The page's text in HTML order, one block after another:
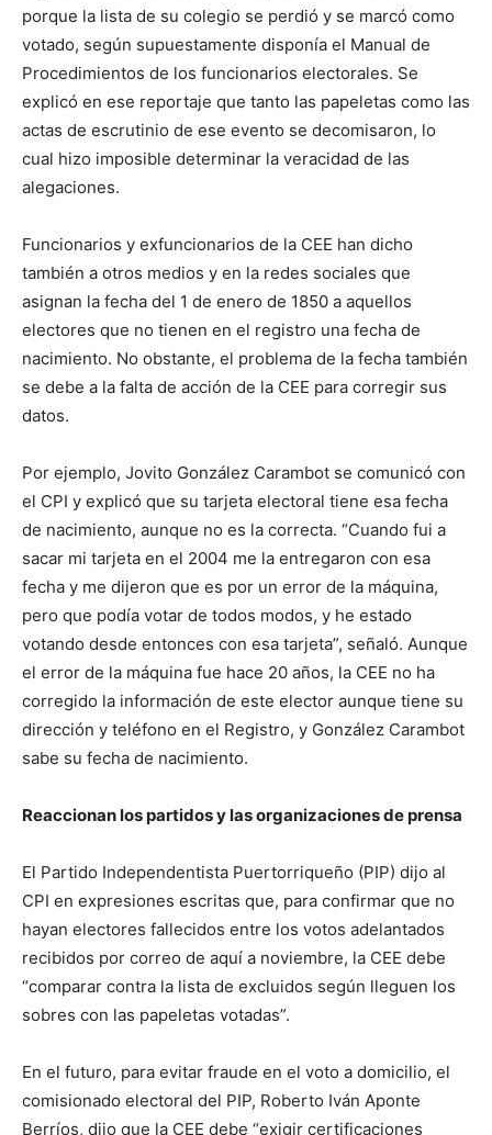
porque la lista de su colegio se perdió y se marcó como
votado, según supuestamente disponía el Manual de
Procedimientos de los funcionarios electorales. Se
explicó en ese reportaje que tanto las papeletas como las
actas de escrutinio de ese evento se decomisaron, lo
cual hizo imposible determinar la veracidad de las
alegaciones.
Funcionarios y exfuncionarios de la CEE han dicho
también a otros medios y en la redes sociales que
asignan la fecha del 1 de enero de 1850 a aquellos
electores que no tienen en el registro una fecha de
nacimiento. No obstante, el problema de la fecha también
se debe a la falta de acción de la CEE para corregir sus
datos.
Por ejemplo, Jovito González Carambot se comunicó con
el CPI y explicó que su tarjeta electoral tiene esa fecha
de nacimiento, aunque no es la correcta. “Cuando fui a
sacar mi tarjeta en el 2004 me la entregaron con esa
fecha y me dijeron que es por un error de la máquina,
pero que podía votar de todos modos, y he estado
votando desde entonces con esa tarjeta”, señaló. Aunque
el error de la máquina fue hace 20 años, la CEE no ha
corregido la información de este elector aunque tiene su
dirección y teléfono en el Registro, y González Carambot
sabe su fecha de nacimiento.
Reaccionan los partidos y las organizaciones de prensa
El Partido Independentista Puertorriqueño (PIP) dijo al
CPI en expresiones escritas que, para confirmar que no
hayan electores fallecidos entre los votos adelantados
recibidos por correo de aquí a noviembre, la CEE debe
“comparar contra la lista de excluidos según lleguen los
sobres con las papeletas votadas”.
En el futuro, para evitar fraude en el voto a domicilio, el
comisionado electoral del PIP, Roberto Iván Aponte
Berríos, dijo que la CEE debe “exigir certificaciones